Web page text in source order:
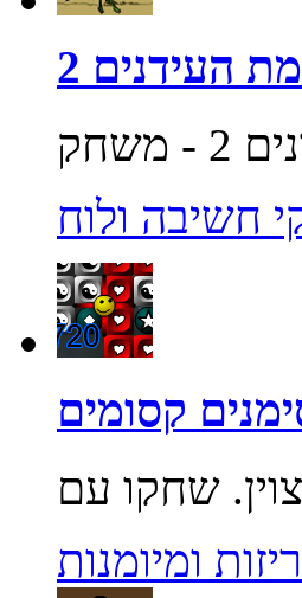
העידנים 2
חשיבה ולוח
קסומים
ומיומנות